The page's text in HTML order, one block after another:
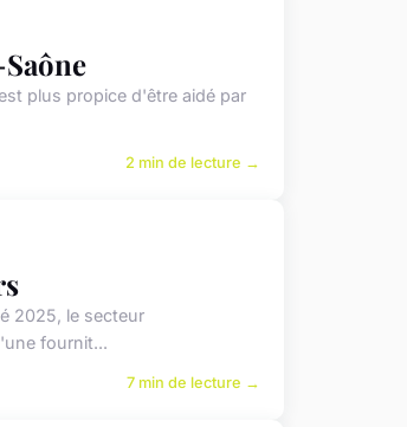
plus propice d'être aidé par
2 min de lecture →
2025, le secteur
fournit...
7 min de lecture →